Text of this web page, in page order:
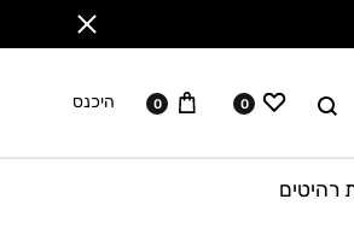
לחפש ווישליסט
0 עגלה
0 היכנס
רהיטים